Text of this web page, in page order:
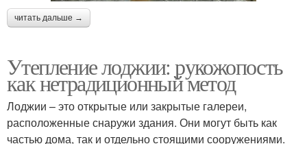
читать дальше →
Утепление лоджии: рукожопость
как нетрадиционный метод
Лоджии – это открытые или закрытые галереи,
расположенные снаружи здания. Они могут быть как
частью дома, так и отдельно стоящими сооружениями.